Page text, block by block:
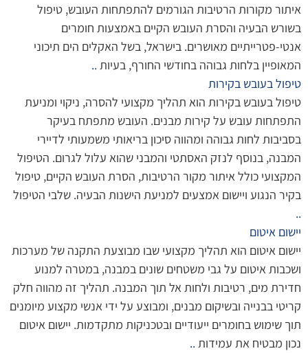
איתור מקורות הרטיבות הגורמים להתפתחות העובש, טיפול
בשורש הבעיה והסרת העובש הקיים באמצעות חומרים
אנטי-פטרייתיים מאושרים. בישראל, בשל האקלים הים תיכוני
המאופיין בלחות גבוהה בחודשי החורף, בעיות ..
טיפול בעובש בקירות
טיפול בעובש בקירות הוא תהליך מקצועי להסרה, ניקוי ומניעת
התפתחות עובש על קירות מבנים. העובש מתפתח בעיקר
בסביבות לחות גבוהה ומהווה סיכון בריאותי משמעותי לדיירי
המבנה, בנוסף לנזק האסתטי והמבני שהוא עלול לגרום. הטיפול
המקצועי כולל איתור מקור הרטיבות, הסרת העובש הקיים, טיפול
בקיר הנגוע ויישום אמצעים למניעת הישנות הבעיה. שלבי הטיפול
..
יישום איטום
יישום איטום הוא תהליך מקצועי שבו מבוצעת התקנה של מערכות
ושכבות איטום על גבי משטחים שונים במבנה, במטרה למנוע
חדירת מים, רטיבות ולחות אל תוך המבנה. תהליך זה מהווה חלק
קריטי בבנייה ובשיקום מבנים, ומבוצע על ידי אנשי מקצוע מיומנים
תוך שימוש בחומרים ייעודיים ובטכניקות מתקדמות. יישום איטום
נכון מבטיח את עמידות ..